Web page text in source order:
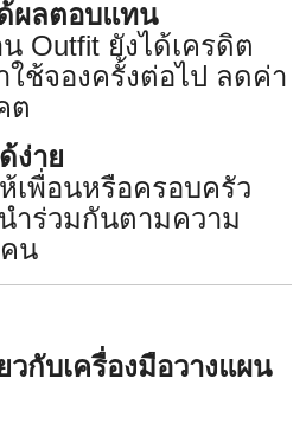
ผลตอบแทน
Outfit ยังได้เครดิต
ใช้จองครั้งต่อไป ลดค่า
ต
ง่าย
เพื่อนหรือครอบครัว
ำร่วมกันตามความ
น
วกับเครื่องมือวางแผน